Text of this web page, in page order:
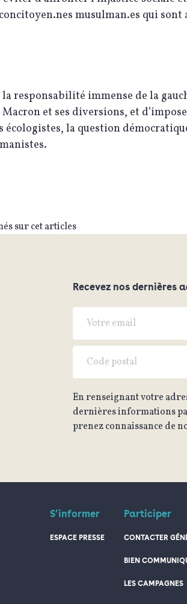
musulman.es qui sont
responsabilité immense de la
et ses diversions, et
écologistes, la question
sur cet articles
Recevez nos dernières
En renseignant votre
dernières informations
prenez connaissance de
S’informer
ESPACE PRESSE
Participer
CONTACTER
BIEN
LES CAMPAGNES